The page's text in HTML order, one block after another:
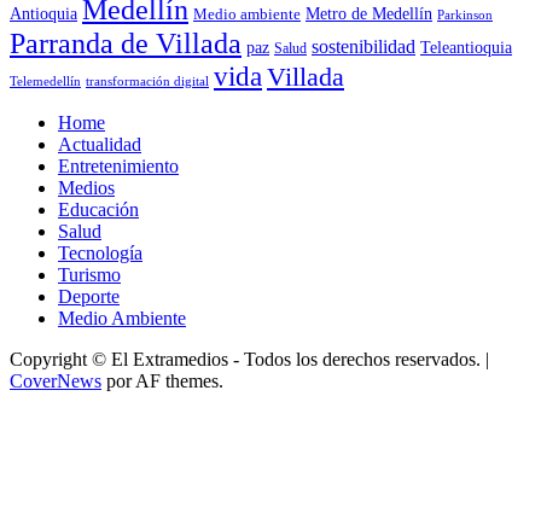
Antioquia Medellín Medio ambiente Metro de Medellín Parkinson
Parranda de Villada paz Salud sostenibilidad Teleantioquia
Telemedellín transformación digital vida Villada
Home
Actualidad
Entretenimiento
Medios
Educación
Salud
Tecnología
Turismo
Deporte
Medio Ambiente
Copyright © El Extramedios - Todos los derechos reservados. |
CoverNews por AF themes.